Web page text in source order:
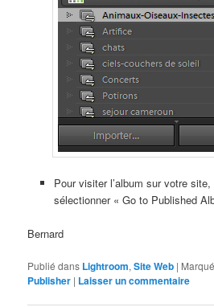
Pour visiter l’album sur votre
sélectionner « Go to Published
Bernard
Publié dans Lightroom,Site Web |
Publisher | Laisser un commentaire